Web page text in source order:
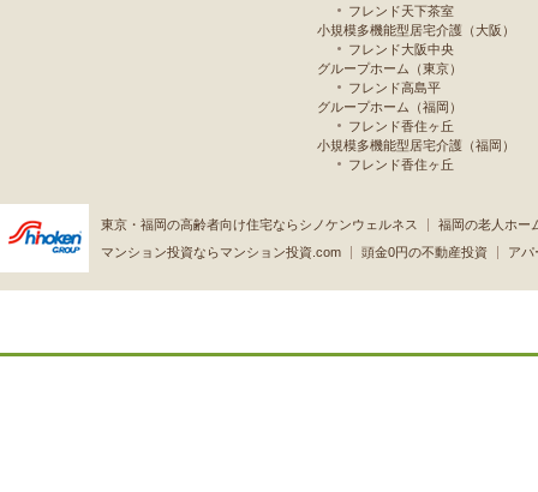
フレンド天下茶室
小規模多機能型居宅介護（大阪）
フレンド大阪中央
グループホーム（東京）
フレンド高島平
グループホーム（福岡）
フレンド香住ヶ丘
小規模多機能型居宅介護（福岡）
フレンド香住ヶ丘
東京・福岡の高齢者向け住宅ならシノケンウェルネス
福岡の老人ホー
マンション投資ならマンション投資.com
頭金0円の不動産投資 アパ